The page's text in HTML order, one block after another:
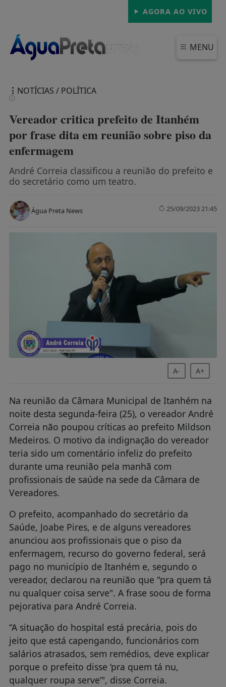
AGORA AO VIVO
MENU
NOTÍCIAS / POLÍTICA
Vereador critica prefeito de Itanhém
por frase dita em reunião sobre piso da
enfermagem
André Correia classificou a reunião do prefeito e
do secretário como um teatro.
Água Preta News 25/09/2023 21:45
A- A+
Na reunião da Câmara Municipal de Itanhém na
noite desta segunda-feira (25), o vereador André
Correia não poupou críticas ao prefeito Mildson
Medeiros. O motivo da indignação do vereador
teria sido um comentário infeliz do prefeito
durante uma reunião pela manhã com
profissionais de saúde na sede da Câmara de
Vereadores.
O prefeito, acompanhado do secretário da
Saúde, Joabe Pires, e de alguns vereadores
anunciou aos profissionais que o piso da
enfermagem, recurso do governo federal, será
pago no município de Itanhém e, segundo o
vereador, declarou na reunião que "pra quem tá
nu qualquer coisa serve". A frase soou de forma
pejorativa para André Correia.
“A situação do hospital está precária, pois do
jeito que está capengando, funcionários com
salários atrasados, sem remédios, deve explicar
porque o prefeito disse ‘pra quem tá nu,
qualquer roupa serve’", disse Correia.